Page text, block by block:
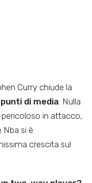
Curry chiude la
di media . Nulla
in attacco,
si è
crescita sul